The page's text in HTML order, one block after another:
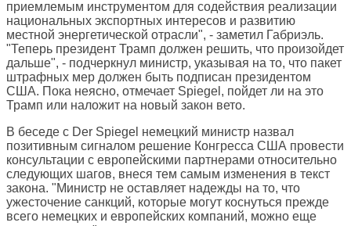
приемлемым инструментом для содействия реализации
национальных экспортных интересов и развитию
местной энергетической отрасли", - заметил Габриэль.
"Теперь президент Трамп должен решить, что произойдет
дальше", - подчеркнул министр, указывая на то, что пакет
штрафных мер должен быть подписан президентом
США. Пока неясно, отмечает Spiegel, пойдет ли на это
Трамп или наложит на новый закон вето.
В беседе с Der Spiegel немецкий министр назвал
позитивным сигналом решение Конгресса США провести
консультации с европейскими партнерами относительно
следующих шагов, внеся тем самым изменения в текст
закона. "Министр не оставляет надежды на то, что
ужесточение санкций, которые могут коснуться прежде
всего немецких и европейских компаний, можно еще